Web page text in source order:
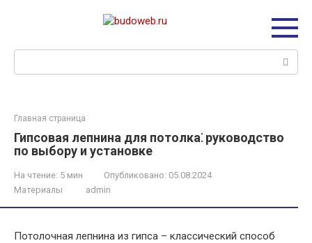
Главная страница
Гипсовая лепнина для потолка⁚ руководство
по выбору и установке
На чтение: 5 мин Опубликовано: 05.08.2024
Материалы
admin
Потолочная лепнина из гипса – классический способ